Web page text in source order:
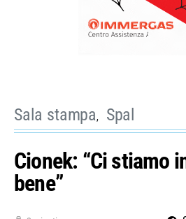
Sala stampa Spal
Cionek: “Ci stiamo
bene”